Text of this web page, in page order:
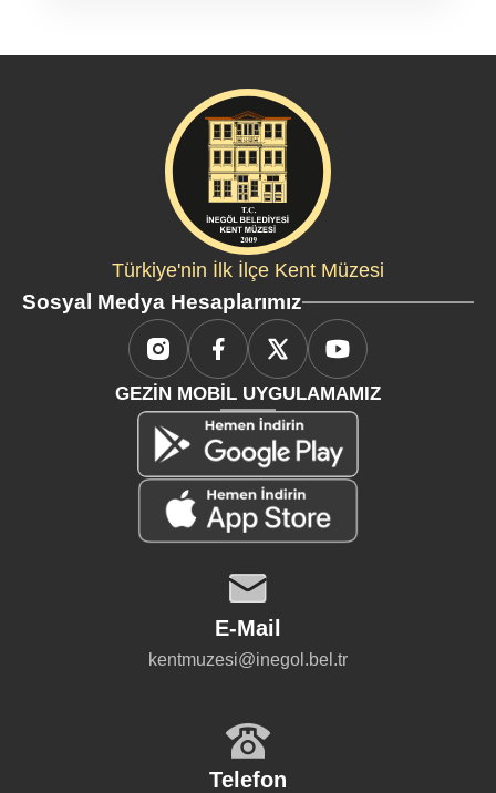
Türkiye'nin İlk İlçe Kent Müzesi
Sosyal Medya Hesaplarımız
GEZİN MOBİL UYGULAMAMIZ
E-Mail
kentmuzesi@inegol.bel.tr
Telefon